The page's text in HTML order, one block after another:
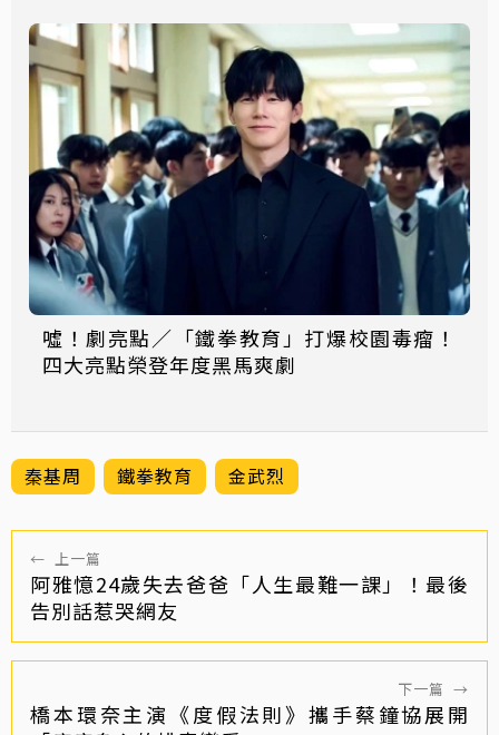
噓！劇亮點／「鐵拳教育」打爆校園毒瘤！
四大亮點榮登年度黑馬爽劇
秦基周 鐵拳教育 金武烈
← 上一篇
阿雅憶24歲失去爸爸「人生最難一課」！最後
告別話惹哭網友
下一篇 →
橋本環奈主演《度假法則》攜手蔡鐘協展開